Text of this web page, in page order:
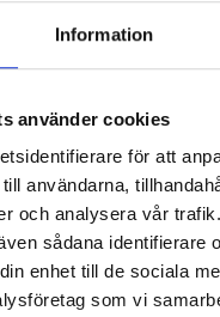
Information
använder cookies
för att
användarna,
och analysera vår
sådana identifierare
enhet till de sociala
som vi
i Tierp
Backfält och